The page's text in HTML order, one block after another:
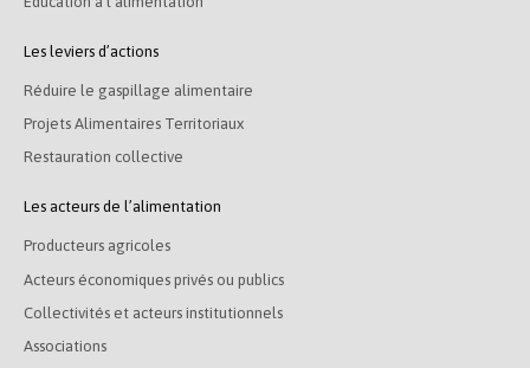
Les leviers d’actions
Réduire le gaspillage alimentaire
Projets Alimentaires Territoriaux
Restauration collective
Les acteurs de l’alimentation
Producteurs agricoles
Acteurs économiques privés ou publics
Collectivités et acteurs institutionnels
Associations